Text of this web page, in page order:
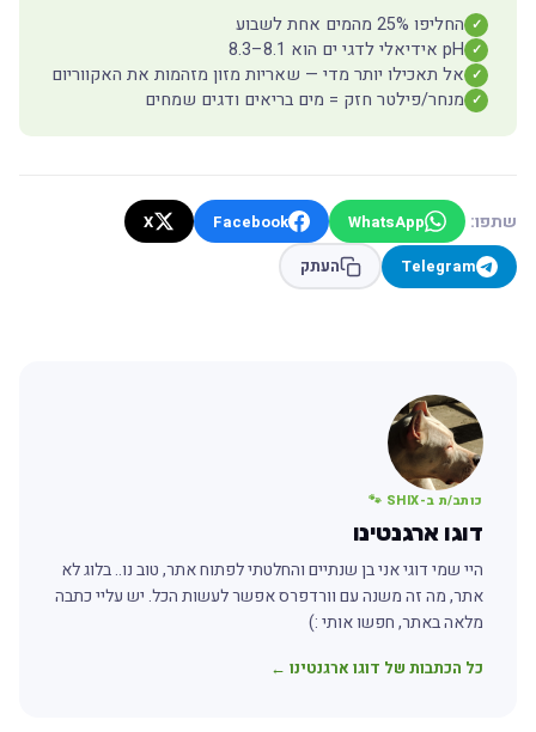
✓ החליפו 25% מהמים אחת לשבוע
✓ pH אידיאלי לדגי ים הוא 8.1–8.3
✓ אל תאכילו יותר מדי — שאריות מזון מזהמות את האקווריום
✓ מנחר/פילטר חזק = מים בריאים ודגים שמחים
שתפו: WhatsApp
Facebook
X
Telegram
העתק
כותב/ת ב-SHIX 🐾
דוגו ארגנטינו
היי שמי דוגי אני בן שנתיים והחלטתי לפתוח אתר, טוב נו.. בלוג לא
אתר, מה זה משנה עם וורדפרס אפשר לעשות הכל. יש עליי כתבה
מלאה באתר, חפשו אותי :)
כל הכתבות של דוגו ארגנטינו ←